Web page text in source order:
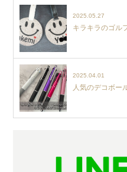
2025.05.27
キラキラのゴル
2025.04.01
人気のデコボー